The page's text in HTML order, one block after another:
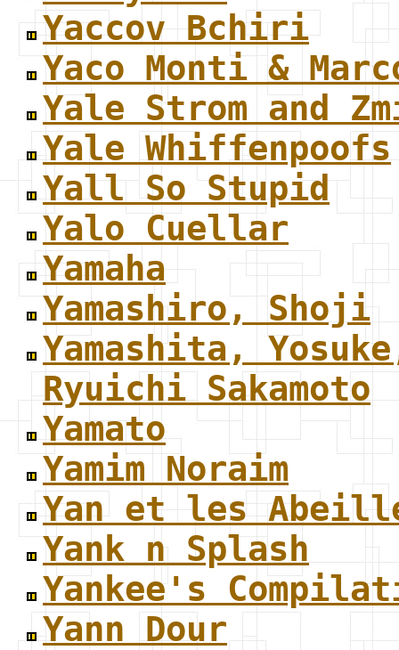
Yaccov Bchiri
Yaco Monti &
Yale Strom and
Yale Whiffenpoofs
Yall So Stupid
Yalo Cuellar
Yamaha
Yamashiro, Shoji
Yamashita,
Ryuichi Sakamoto
Yamato
Yamim Noraim
Yan et les
Yank n Splash
Yankee's
Yann Dour